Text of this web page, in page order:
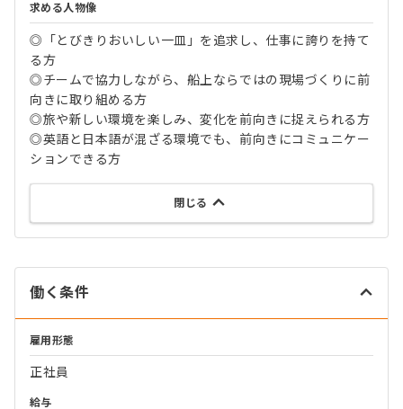
求める人物像
◎「とびきりおいしい一皿」を追求し、仕事に誇りを持て
る方
◎チームで協力しながら、船上ならではの現場づくりに前
向きに取り組める方
◎旅や新しい環境を楽しみ、変化を前向きに捉えられる方
◎英語と日本語が混ざる環境でも、前向きにコミュニケー
ションできる方
閉じる
働く条件
雇用形態
正社員
給与